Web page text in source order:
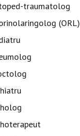
traumatolog
(ORL)